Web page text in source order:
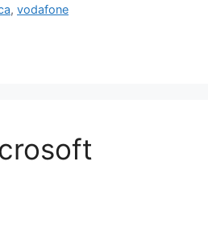
, vodafone